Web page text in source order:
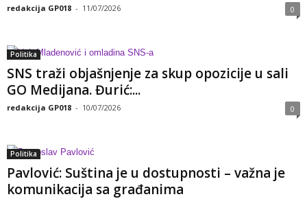
redakcija GP018 - 11/07/2026 0
Politika
SNS traži objašnjenje za skup opozicije u sali
GO Medijana. Đurić:...
redakcija GP018 - 10/07/2026 0
Politika
Pavlović: Suština je u dostupnosti – važna je
komunikacija sa građanima